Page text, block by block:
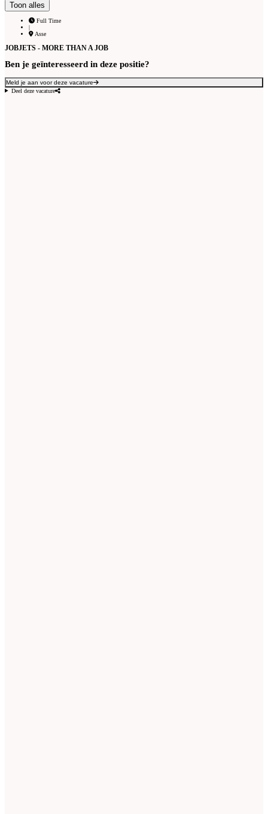
Toon alles
Full Time
|
Asse
JOBJETS - MORE THAN A JOB
Ben je geïnteresseerd in deze positie?
Meld je aan voor deze vacature
Deel deze vacature